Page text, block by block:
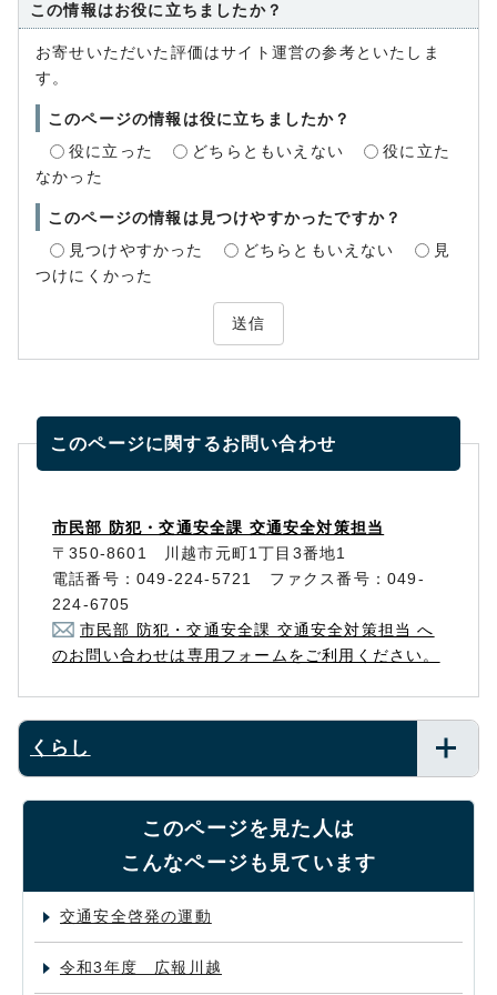
この情報はお役に立ちましたか？
お寄せいただいた評価はサイト運営の参考といたしま
す。
このページの情報は役に立ちましたか？
役に立った
どちらともいえない
役に立た
なかった
このページの情報は見つけやすかったですか？
見つけやすかった
どちらともいえない
見
つけにくかった
送信
このページに関するお問い合わせ
市民部 防犯・交通安全課 交通安全対策担当
〒350-8601 川越市元町1丁目3番地1
電話番号：049-224-5721 ファクス番号：049-
224-6705
市民部 防犯・交通安全課 交通安全対策担当 へ
のお問い合わせは専用フォームをご利用ください。
くらし
このページを見た人は
こんなページも見ています
交通安全啓発の運動
令和3年度 広報川越